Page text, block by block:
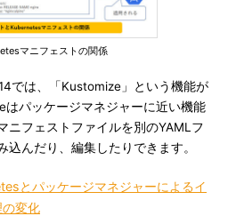
マニフェストの関係
では、「Kustomize」という機能が
パッケージマネジャーに近い機能
ニフェストファイルを別のYAMLフ
込んだり、編集したりできます。
とパッケージマネジャーによるイ
の変化